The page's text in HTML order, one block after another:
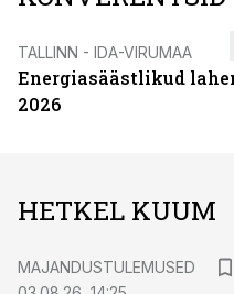
TALLINN - IDA-VIRUMAA
Energiasäästlikud
2026
HETKEL KUUM
MAJANDUSTULEMUSED